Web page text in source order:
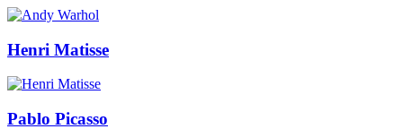
Henri Matisse
Pablo Picasso